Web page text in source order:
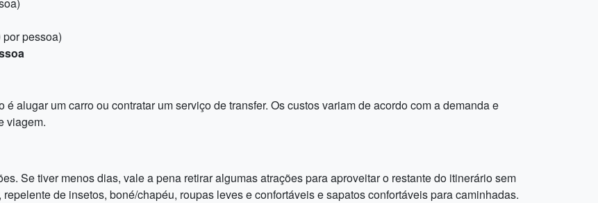
pessoa)
alugar um carro ou contratar um serviço de transfer. Os custos variam de acordo com a demanda e
viagem.
Se tiver menos dias, vale a pena retirar algumas atrações para aproveitar o restante do itinerário sem
de insetos, boné/chapéu, roupas leves e confortáveis e sapatos confortáveis para caminhadas.